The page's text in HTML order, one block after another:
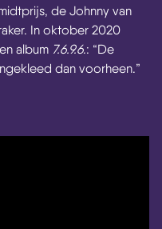
de Johnny van
In oktober 2020
album 7.6.9.6.: “De
dan voorheen.”